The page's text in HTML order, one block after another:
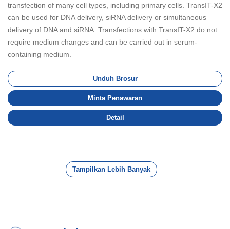
transfection of many cell types, including primary cells. TransIT-X2
can be used for DNA delivery, siRNA delivery or simultaneous
delivery of DNA and siRNA. Transfections with TransIT-X2 do not
require medium changes and can be carried out in serum-
containing medium.
Unduh Brosur
Minta Penawaran
Detail
Tampilkan Lebih Banyak